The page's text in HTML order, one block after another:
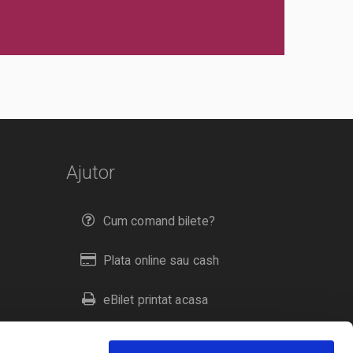
Ajutor
Cum comand bilete?
Plata online sau cash
eBilet printat acasa
Livrare prin curier